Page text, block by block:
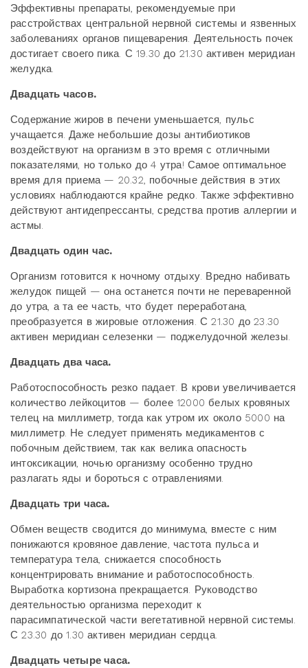
Эффективны препараты, рекомендуемые при
расстройствах центральной нервной системы и язвенных
заболеваниях органов пищеварения. Деятельность почек
достигает своего пика. С 19.30 до 21.30 активен меридиан
желудка.
Двадцать часов.
Содержание жиров в печени уменьшается, пульс
учащается. Даже небольшие дозы антибиотиков
воздействуют на организм в это время с отличными
показателями, но только до 4 утра! Самое оптимальное
время для приема — 20.32, побочные действия в этих
условиях наблюдаются крайне редко. Также эффективно
действуют антидепрессанты, средства против аллергии и
астмы.
Двадцать один час.
Организм готовится к ночному отдыху. Вредно набивать
желудок пищей — она останется почти не переваренной
до утра, а та ее часть, что будет переработана,
преобразуется в жировые отложения. С 21.30 до 23.30
активен меридиан селезенки — поджелудочной железы.
Двадцать два часа.
Работоспособность резко падает. В крови увеличивается
количество лейкоцитов — более 12000 белых кровяных
телец на миллиметр, тогда как утром их около 5000 на
миллиметр. Не следует применять медикаментов с
побочным действием, так как велика опасность
интоксикации, ночью организму особенно трудно
разлагать яды и бороться с отравлениями.
Двадцать три часа.
Обмен веществ сводится до минимума, вместе с ним
понижаются кровяное давление, частота пульса и
температура тела, снижается способность
концентрировать внимание и работоспособность.
Выработка кортизона прекращается. Руководство
деятельностью организма переходит к
парасимпатической части вегетативной нервной системы.
С 23.30 до 1.30 активен меридиан сердца.
Двадцать четыре часа.